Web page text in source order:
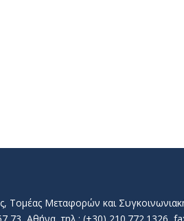
Τομέας Μεταφορών και